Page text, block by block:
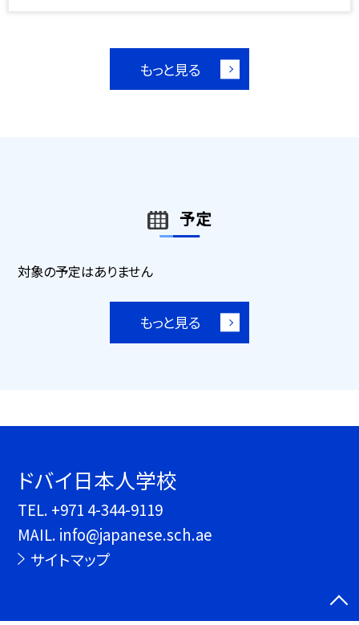
もっと見る
予定
対象の予定はありません
もっと見る
ドバイ日本人学校
TEL. +971 4-344-9119
MAIL. info@japanese.sch.ae
サイトマップ